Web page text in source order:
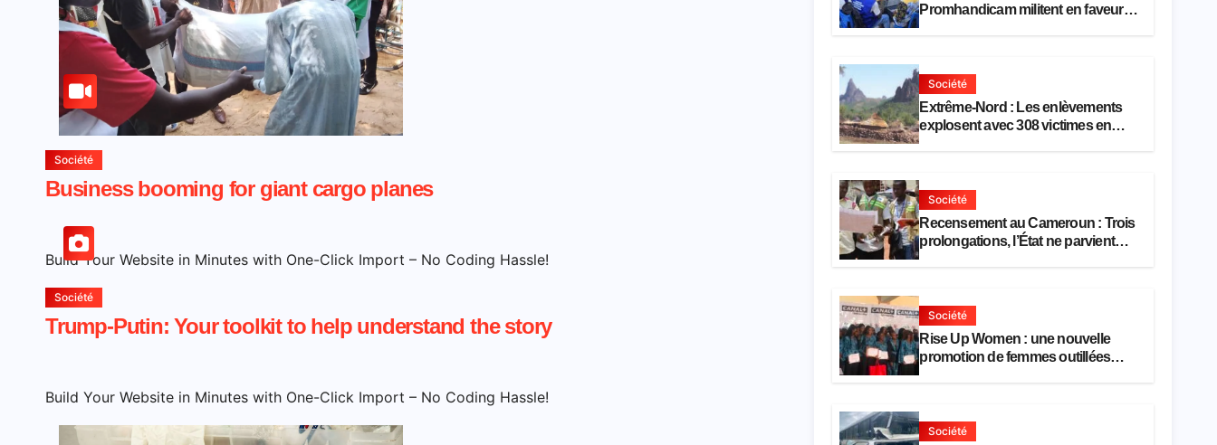
Société
Business booming for giant cargo planes
Build Your Website in Minutes with One-Click Import – No Coding Hassle!
Société
Trump-Putin: Your toolkit to help understand the story
Build Your Website in Minutes with One-Click Import – No Coding Hassle!
Promhandicam militent en faveur
Société
Extrême-Nord : Les enlèvements
explosent avec 308 victimes en
Société
Recensement au Cameroun : Trois
prolongations, l’État ne parvient
Société
Rise Up Women : une nouvelle
promotion de femmes outillées
Société